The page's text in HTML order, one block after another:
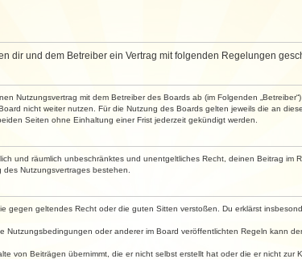
dir und dem Betreiber ein Vertrag mit folgenden Regelungen
Nutzungsvertrag mit dem Betreiber des Boards ab (im Folgenden
nicht weiter nutzen. Für die Nutzung des Boards gelten jeweils die an
Seiten ohne Einhaltung einer Frist jederzeit gekündigt werden.
und räumlich unbeschränktes und unentgeltliches Recht, deinen Beitrag im
Nutzungsvertrages bestehen.
gegen geltendes Recht oder die guten Sitten verstoßen. Du erklärst
oder anderer im Board veröffentlichten Regeln kann
von Beiträgen übernimmt, die er nicht selbst erstellt hat oder die er nicht